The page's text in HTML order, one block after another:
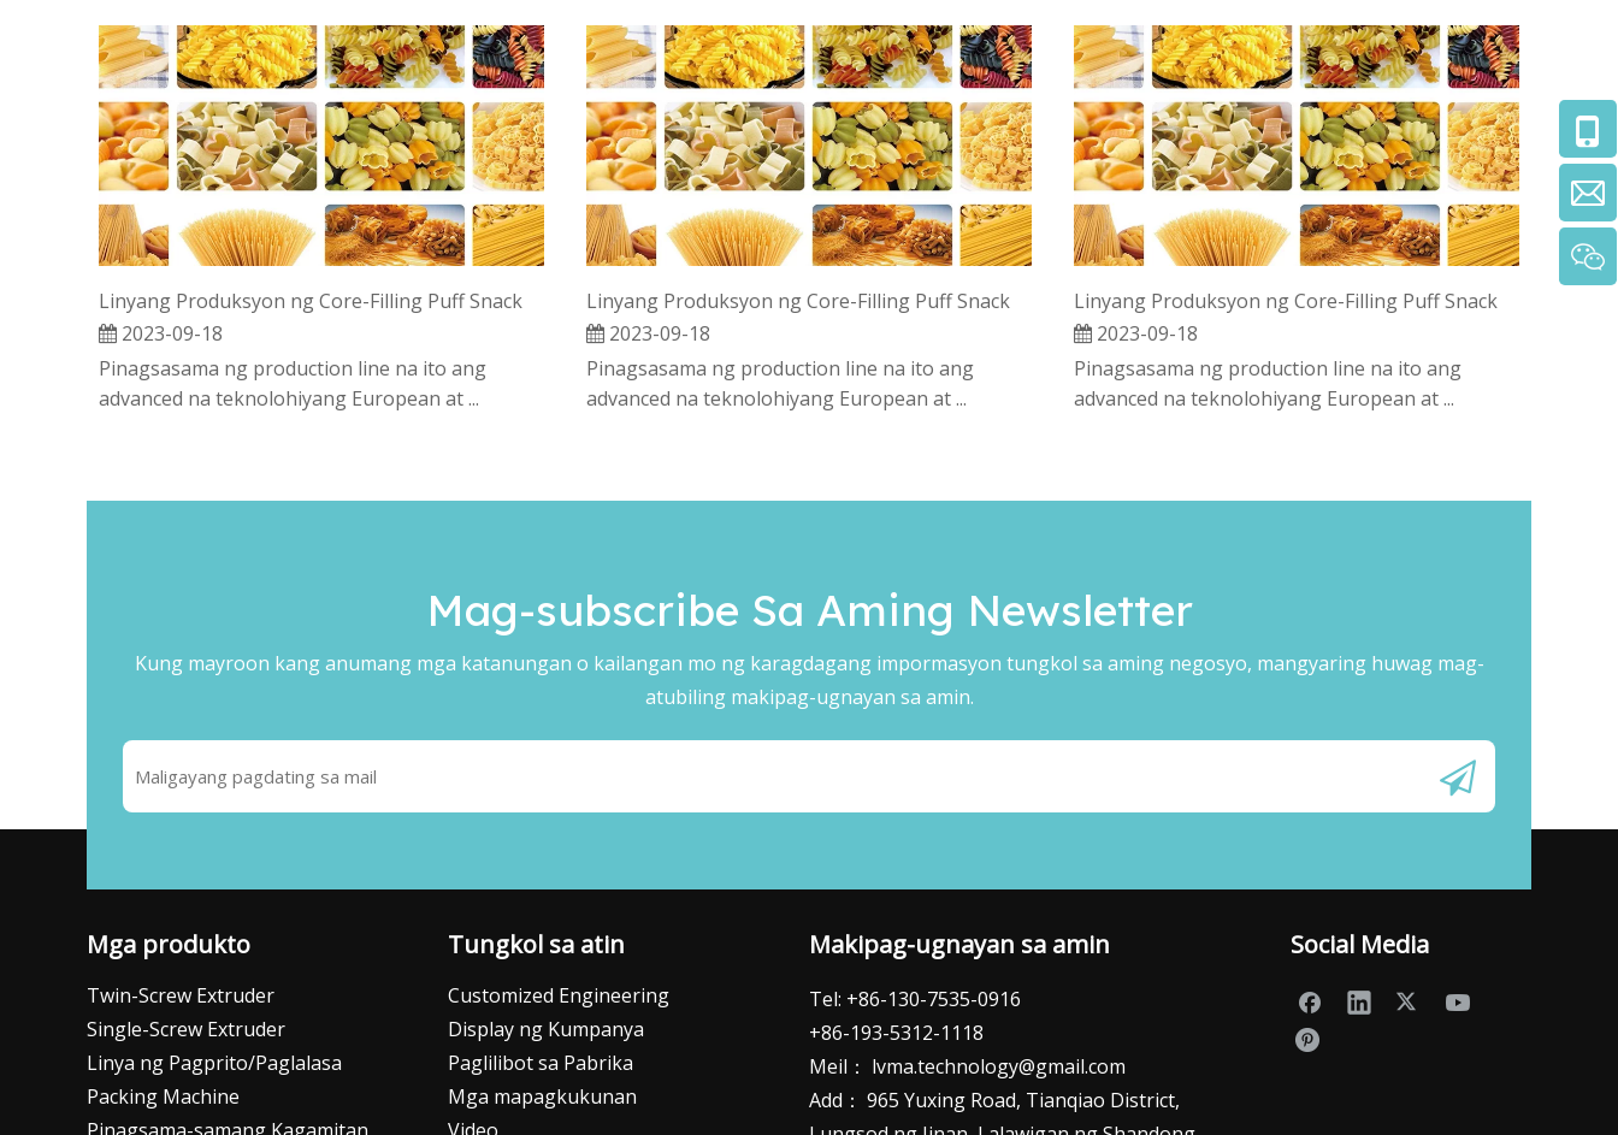
Linyang Produksyon ng Core-Filling Puff Snack
2023-09-18
Pinagsasama ng production line na ito ang
advanced na teknolohiyang European at ...
Linyang Produksyon ng Core-Filling Puff Snack
2023-09-18
Pinagsasama ng production line na ito ang
advanced na teknolohiyang European at ...
Linyang Produksyon ng Core-Filling Puff Snack
2023-09-18
Pinagsasama ng production line na ito ang
advanced na teknolohiyang European at ...
Mag-subscribe Sa Aming Newsletter
Kung mayroon kang anumang mga katanungan o kailangan mo ng karagdagang impormasyon tungkol sa aming negosyo, mangyaring huwag mag-
atubiling makipag-ugnayan sa amin.
Mga produkto
Twin-Screw Extruder
Single-Screw Extruder
Linya ng Pagprito/Paglalasa
Packing Machine
Tungkol sa atin
Customized Engineering
Display ng Kumpanya
Paglilibot sa Pabrika
Mga mapagkukunan
Makipag-ugnayan sa amin
Tel: +86-130-7535-0916
+86-193-5312-1118
Meil： lvma.technology@gmail.com
Add： 965 Yuxing Road, Tianqiao District,
Social Media